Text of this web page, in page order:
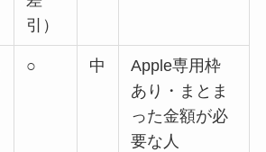
引）
○ 中
Apple専用枠
あり・まとま
った金額が必
要な人